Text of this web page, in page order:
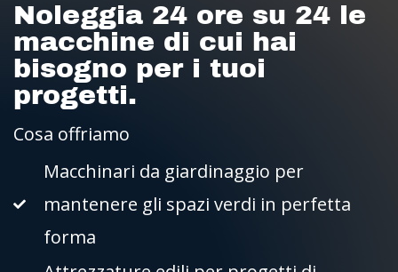
Noleggia 24 ore su 24 le
macchine di cui hai
bisogno per i tuoi
progetti.
Cosa offriamo
Macchinari da giardinaggio per
mantenere gli spazi verdi in perfetta
forma